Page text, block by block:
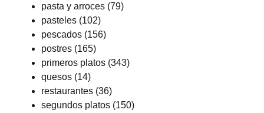
pasta y arroces (79)
pasteles (102)
pescados (156)
postres (165)
primeros platos (343)
quesos (14)
restaurantes (36)
segundos platos (150)